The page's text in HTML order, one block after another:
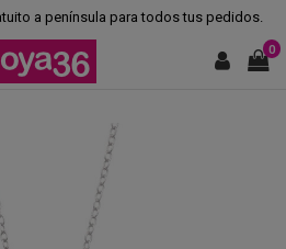
a península para todos tus pedidos.
0